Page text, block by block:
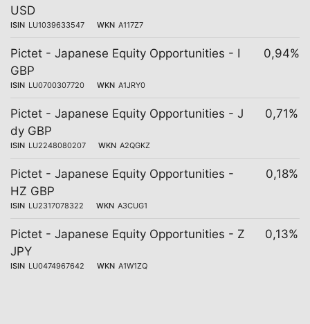
USD
ISIN LU1039633547 WKN A117Z7
Pictet - Japanese Equity Opportunities - I
GBP
ISIN LU0700307720 WKN A1JRY0
0,94%
Pictet - Japanese Equity Opportunities - J
dy GBP
ISIN LU2248080207 WKN A2QGKZ
0,71%
Pictet - Japanese Equity Opportunities -
HZ GBP
ISIN LU2317078322 WKN A3CUG1
0,18%
Pictet - Japanese Equity Opportunities - Z
JPY
ISIN LU0474967642 WKN A1W1ZQ
0,13%